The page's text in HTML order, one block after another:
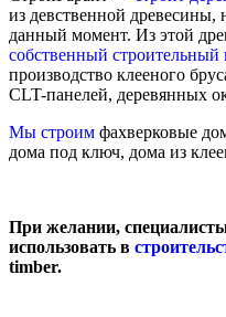
из девственной
данный момент. Из этой
собственный строительный
производство клееного
CLT-панелей, деревянных
Мы строим фахверковые
дома под ключ, дома из
При желании,
использовать в
timber.